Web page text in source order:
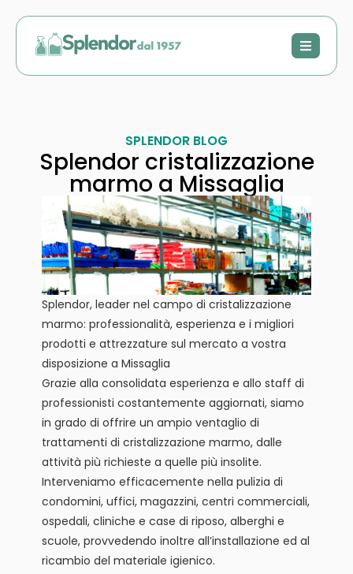
SPLENDOR BLOG
Splendor cristalizzazione
marmo a Missaglia
Splendor, leader nel campo di cristalizzazione
marmo: professionalità, esperienza e i migliori
prodotti e attrezzature sul mercato a vostra
disposizione a Missaglia
Grazie alla consolidata esperienza e allo staff di
professionisti costantemente aggiornati, siamo
in grado di offrire un ampio ventaglio di
trattamenti di cristalizzazione marmo, dalle
attività più richieste a quelle più insolite.
Interveniamo efficacemente nella pulizia di
condomini, uffici, magazzini, centri commerciali,
ospedali, cliniche e case di riposo, alberghi e
scuole, provvedendo inoltre all’installazione ed al
ricambio del materiale igienico.